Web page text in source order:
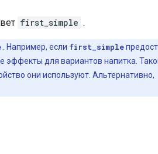
first_simple .
. Например, если first_simple
эффекты для вариантов напитка.
они используют. Альтернативно,